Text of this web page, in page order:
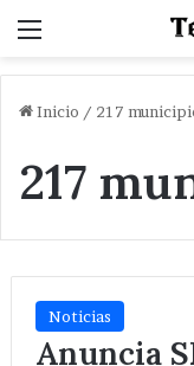
Menu
Inicio / 217
217
Noticias
Anuncia